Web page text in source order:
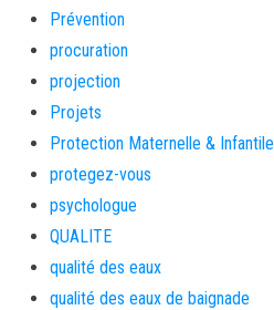
Prévention
procuration
projection
Projets
Protection Maternelle & Infantile
protegez-vous
psychologue
QUALITE
qualité des eaux
qualité des eaux de baignade